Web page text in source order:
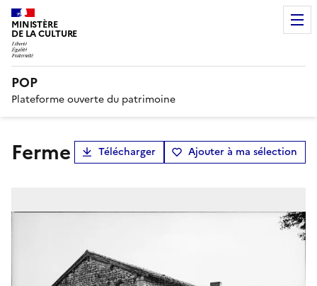
MINISTÈRE
DE LA CULTURE
POP
Plateforme ouverte du patrimoine
ferme Télécharger Ajouter à ma sélection